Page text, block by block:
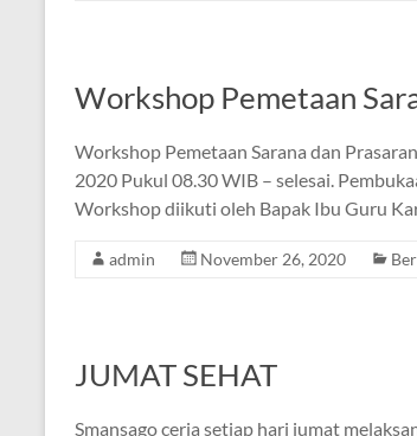
Workshop Pemetaan
Workshop Pemetaan Sarana dan
2020 Pukul 08.30 WIB – selesai.
Workshop diikuti oleh Bapak Ibu Guru
admin November 26, 2020
JUMAT SEHAT
Smansago ceria setiap hari jumat